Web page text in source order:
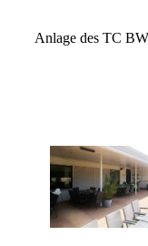
Anlage des TC